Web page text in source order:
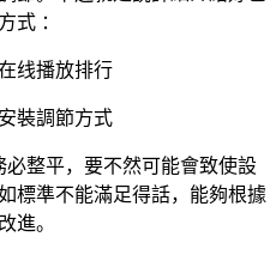
式 ：
裝調節方式
整平，要不然可能會致使設
標準不能滿足得話，能夠根據
進。